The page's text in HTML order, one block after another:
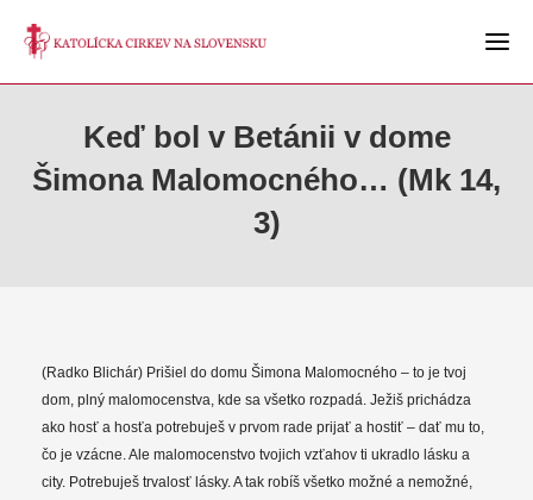
Keď bol v Betánii v dome
Šimona Malomocného… (Mk 14,
3)
(Radko Blichár) Prišiel do domu Šimona Malomocného – to je tvoj
dom, plný malomocenstva, kde sa všetko rozpadá. Ježiš prichádza
ako hosť a hosťa potrebuješ v prvom rade prijať a hostiť – dať mu to,
čo je vzácne. Ale malomocenstvo tvojich vzťahov ti ukradlo lásku a
city. Potrebuješ trvalosť lásky. A tak robíš všetko možné a nemožné,